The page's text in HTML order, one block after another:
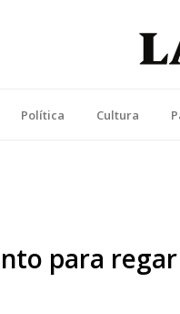
Política Cultura
para